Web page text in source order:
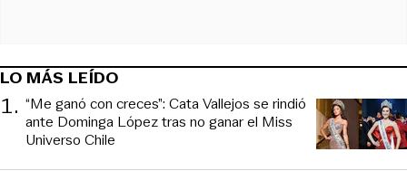
LO MÁS LEÍDO
1. “Me ganó con creces”: Cata Vallejos se rindió
ante Dominga López tras no ganar el Miss
Universo Chile